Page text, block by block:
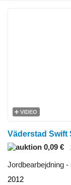
VIDEO
Väderstad Swift
0,09 €
Jordbearbejdning -
2012